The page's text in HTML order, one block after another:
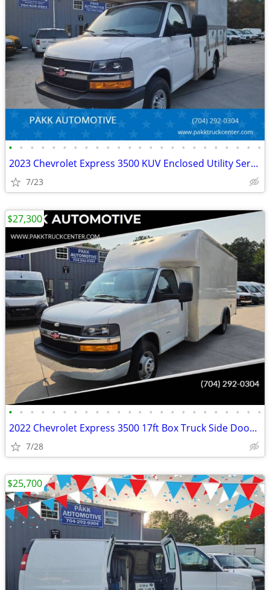
• • • • • • • • • • • • • • • • • • • • • • • •
2023 Chevrolet Express 3500 KUV Enclosed Utility Service Plumber Truck
7/23
• • • • • • • • • • • • • • • • • • • • • • • •
2022 Chevrolet Express 3500 17ft Box Truck Side Door Delivery Van
7/28
$27,300
$25,700